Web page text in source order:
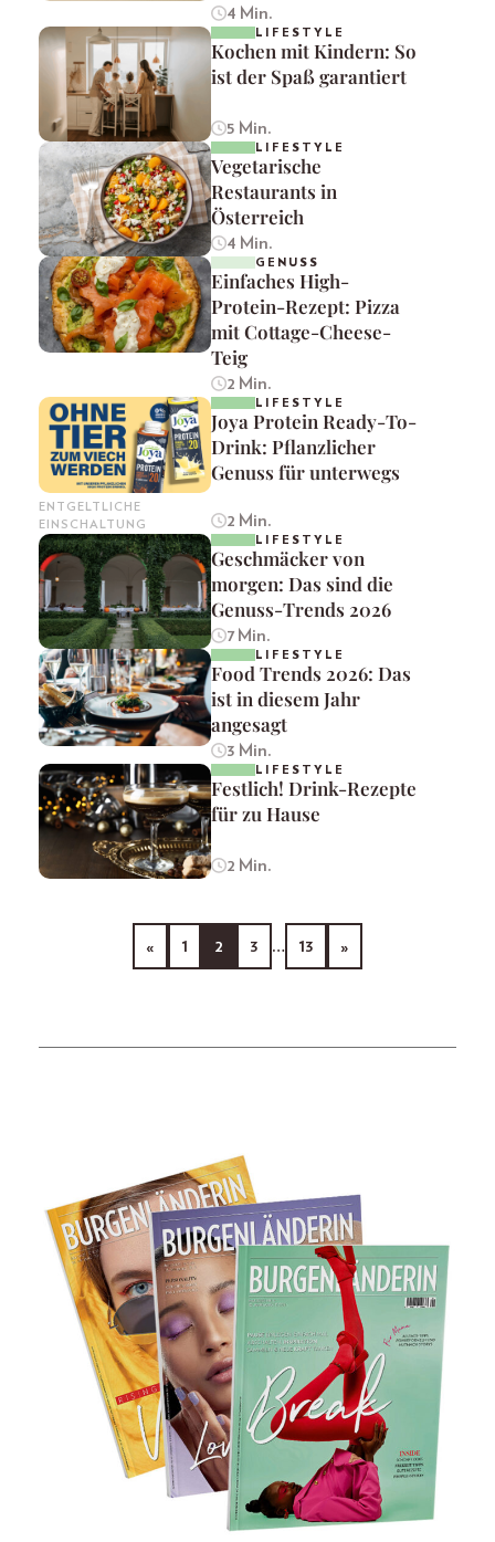
4 Min.
LIFESTYLE
Kochen mit Kindern: So
ist der Spaß garantiert
5 Min.
LIFESTYLE
Vegetarische
Restaurants in
Österreich
4 Min.
GENUSS
Einfaches High-
Protein-Rezept: Pizza
mit Cottage-Cheese-
Teig
2 Min.
ENTGELTLICHE
EINSCHALTUNG
LIFESTYLE
Joya Protein Ready-To-
Drink: Pflanzlicher
Genuss für unterwegs
2 Min.
LIFESTYLE
Geschmäcker von
morgen: Das sind die
Genuss-Trends 2026
7 Min.
LIFESTYLE
Food Trends 2026: Das
ist in diesem Jahr
angesagt
3 Min.
LIFESTYLE
Festlich! Drink-Rezepte
für zu Hause
2 Min.
« 1 2 3 … 13 »